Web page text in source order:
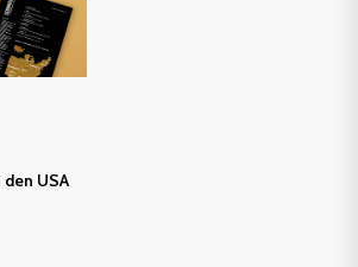
den USA